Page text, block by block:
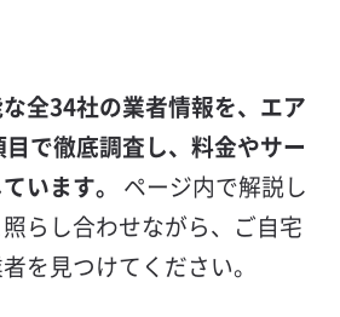
全34社の業者情報を、エア
で徹底調査し、料金やサー
います。
ページ内で解説し
らし合わせながら、ご自宅
を見つけてください。